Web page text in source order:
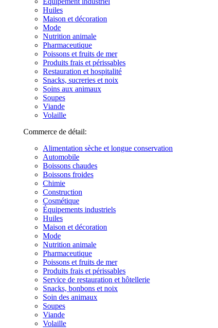
Huiles
Maison et décoration
Mode
Nutrition animale
Pharmaceutique
Poissons et fruits de mer
Produits frais et périssables
Restauration et hospitalité
Snacks, sucreries et noix
Soins aux animaux
Soupes
Viande
Volaille
Commerce de détail:
Alimentation sèche et longue conservation
Automobile
Boissons chaudes
Boissons froides
Chimie
Construction
Cosmétique
Équipements industriels
Huiles
Maison et décoration
Mode
Nutrition animale
Pharmaceutique
Poissons et fruits de mer
Produits frais et périssables
Service de restauration et hôtellerie
Snacks, bonbons et noix
Soin des animaux
Soupes
Viande
Volaille